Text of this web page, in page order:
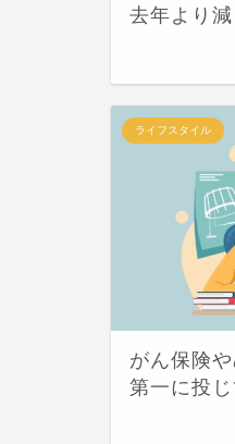
去年より
ライフスタイル
がん保険
第一に投